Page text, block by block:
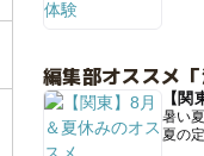
編集部オススメ「
【
暑い
夏の